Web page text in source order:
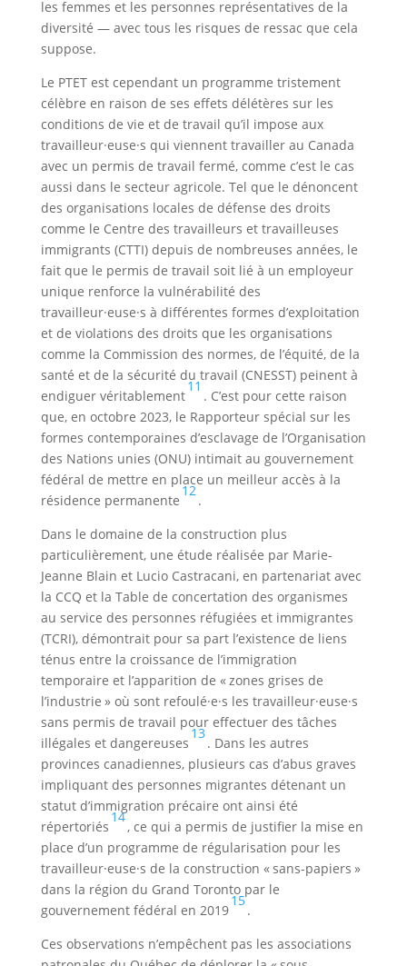
les femmes et les personnes représentatives de la
diversité — avec tous les risques de ressac que cela
suppose.
Le PTET est cependant un programme tristement
célèbre en raison de ses effets délétères sur les
conditions de vie et de travail qu’il impose aux
travailleur·euse·s qui viennent travailler au Canada
avec un permis de travail fermé, comme c’est le cas
aussi dans le secteur agricole. Tel que le dénoncent
des organisations locales de défense des droits
comme le Centre des travailleurs et travailleuses
immigrants (CTTI) depuis de nombreuses années, le
fait que le permis de travail soit lié à un employeur
unique renforce la vulnérabilité des
travailleur·euse·s à différentes formes d’exploitation
et de violations des droits que les organisations
comme la Commission des normes, de l’équité, de la
santé et de la sécurité du travail (CNESST) peinent à
endiguer véritablement
11
. C’est pour cette raison
que, en octobre 2023, le Rapporteur spécial sur les
formes contemporaines d’esclavage de l’Organisation
des Nations unies (ONU) intimait au gouvernement
fédéral de mettre en place un meilleur accès à la
résidence permanente
12
.
Dans le domaine de la construction plus
particulièrement, une étude réalisée par Marie-
Jeanne Blain et Lucio Castracani, en partenariat avec
la CCQ et la Table de concertation des organismes
au service des personnes réfugiées et immigrantes
(TCRI), démontrait pour sa part l’existence de liens
ténus entre la croissance de l’immigration
temporaire et l’apparition de « zones grises de
l’industrie » où sont refoulé·e·s les travailleur·euse·s
sans permis de travail pour effectuer des tâches
illégales et dangereuses
13
. Dans les autres
provinces canadiennes, plusieurs cas d’abus graves
impliquant des personnes migrantes détenant un
statut d’immigration précaire ont ainsi été
répertoriés
14
, ce qui a permis de justifier la mise en
place d’un programme de régularisation pour les
travailleur·euse·s de la construction « sans-papiers »
dans la région du Grand Toronto par le
gouvernement fédéral en 2019
15
.
Ces observations n’empêchent pas les associations